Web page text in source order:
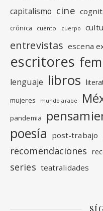
capitalismo cine
crónica cuento cuerpo
entrevistas escena
escritores
lenguaje libros
mujeres mundo arabe
pandemia
poesía post-trabajo
recomendaciones
series teatralidades